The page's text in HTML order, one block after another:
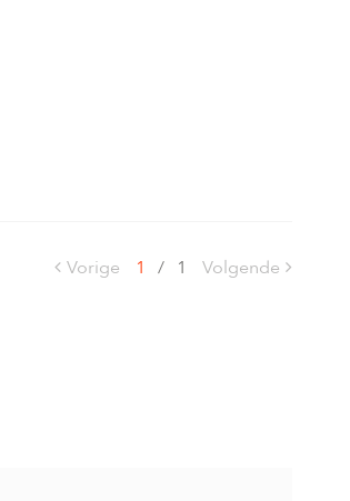
Vorige 1 / 1 Volgende